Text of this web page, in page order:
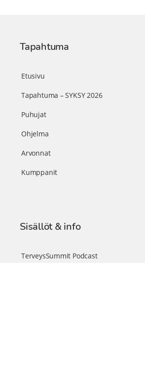
Tapahtuma
Etusivu
Tapahtuma – SYKSY 2026
Puhujat
Ohjelma
Arvonnat
Kumppanit
Sisällöt & info
TerveysSummit Podcast